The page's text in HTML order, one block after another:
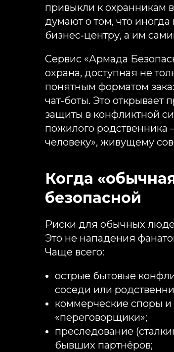
привыкли к охранникам
думают о том, что
бизнес‑центру, а им
Сервис «Армада
охрана, доступная не
понятным форматом
чат‑боты. Это
защиты в конфликтной
пожилого родственника
человеку», живущему
Когда
безопасной
Риски для обычных
Это не нападения
Чаще всего:
острые бытовые
соседи или
коммерческие споры и
«переговорщики»;
преследование
бывших партнёров;